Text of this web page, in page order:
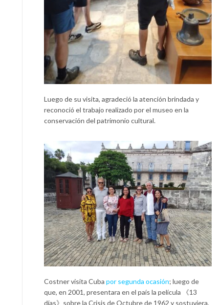
Luego de su visita, agradeció la atención brindada y
reconoció el trabajo realizado por el museo en la
conservación del patrimonio cultural.
Costner visita Cuba por segunda ocasión; luego de
que, en 2001, presentara en el país la película 《13
días》sobre la Crisis de Octubre de 1962 y sostuviera,